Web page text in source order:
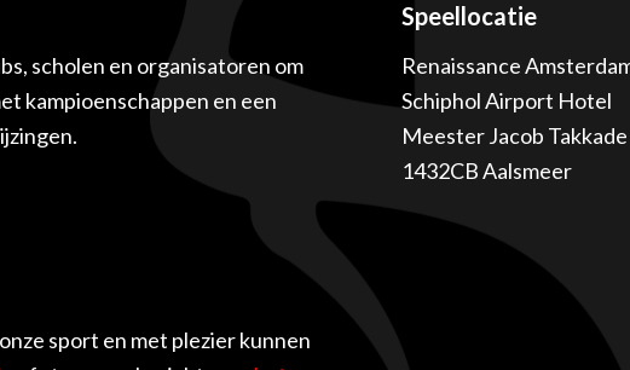
scholen en organisatoren om
kampioenschappen en een
sport en met plezier kunnen
Speellocatie
Renaissance
Schiphol Airport Hotel
Meester Jacob
1432CB Aalsmeer